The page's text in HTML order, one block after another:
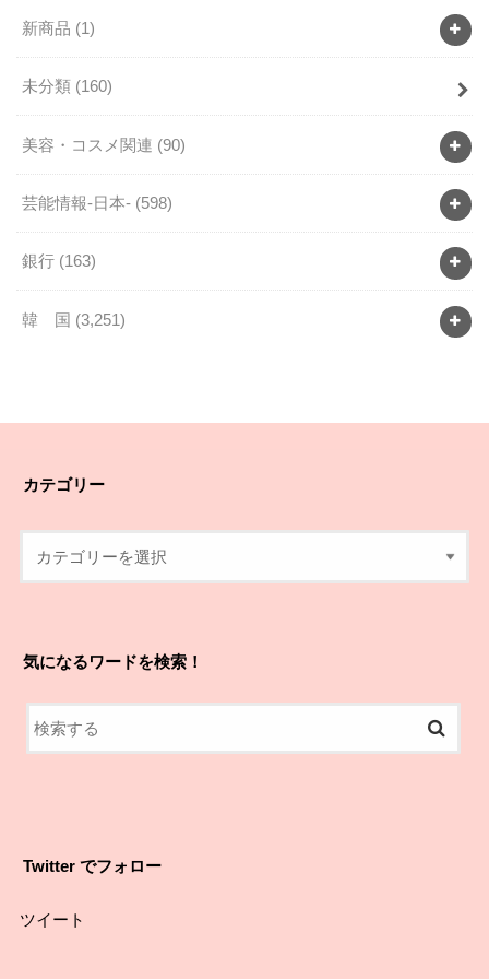
新商品 (1)
未分類 (160)
美容・コスメ関連 (90)
芸能情報-日本- (598)
銀行 (163)
韓 国 (3,251)
カテゴリー
気になるワードを検索！
Twitter でフォロー
ツイート